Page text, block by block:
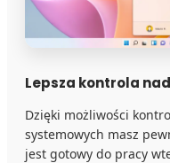
Lep­sza kon­tro­la
Dzięki możliwości
systemowych masz
jest gotowy do pracy